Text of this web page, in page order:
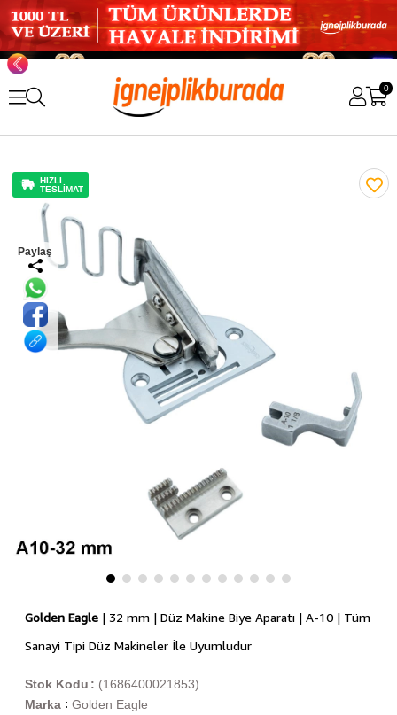
0
HIZLI
TESLİMAT
Paylaş
Golden Eagle| 32 mm | Düz Makine Biye Aparatı | A-10 | Tüm
Sanayi Tipi Düz Makineler İle Uyumludur
(1686400021853)
Stok Kodu
Marka : Golden Eagle